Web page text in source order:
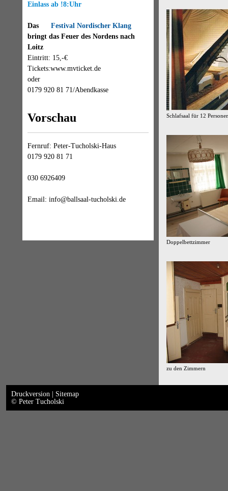
Einlass ab !8:Uhr
Das Festival Nordischer Klang
bringt das Feuer des Nordens nach
Loitz
Eintritt: 15,-€
Tickets:www.mvticket.de
oder
0179 920 81 71/Abendkasse
Vorschau
Fernruf: Peter-Tucholski-Haus
0179 920 81 71
030 6926409
Email: info@ballsaal-tucholski.de
Schlafsaal für 12
Doppelbettzimmer
zu den Zimmern
Druckversion
Sitemap
© Peter Tucholski